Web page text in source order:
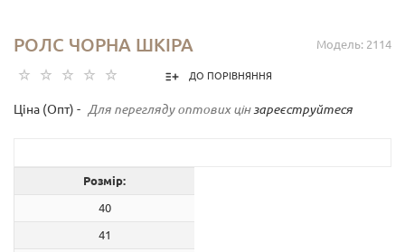
Модель: 2114
РОЛС ЧОРНА ШКІРА
ДО ПОРІВНЯННЯ
Ціна (Опт) - Для перегляду оптових цін зареєструйтеся
Розмір:
40
41